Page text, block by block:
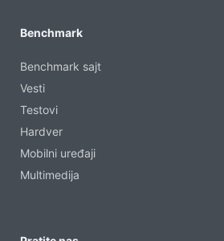
Benchmark
Benchmark sajt
Vesti
Testovi
Hardver
Mobilni uređaji
Multimedija